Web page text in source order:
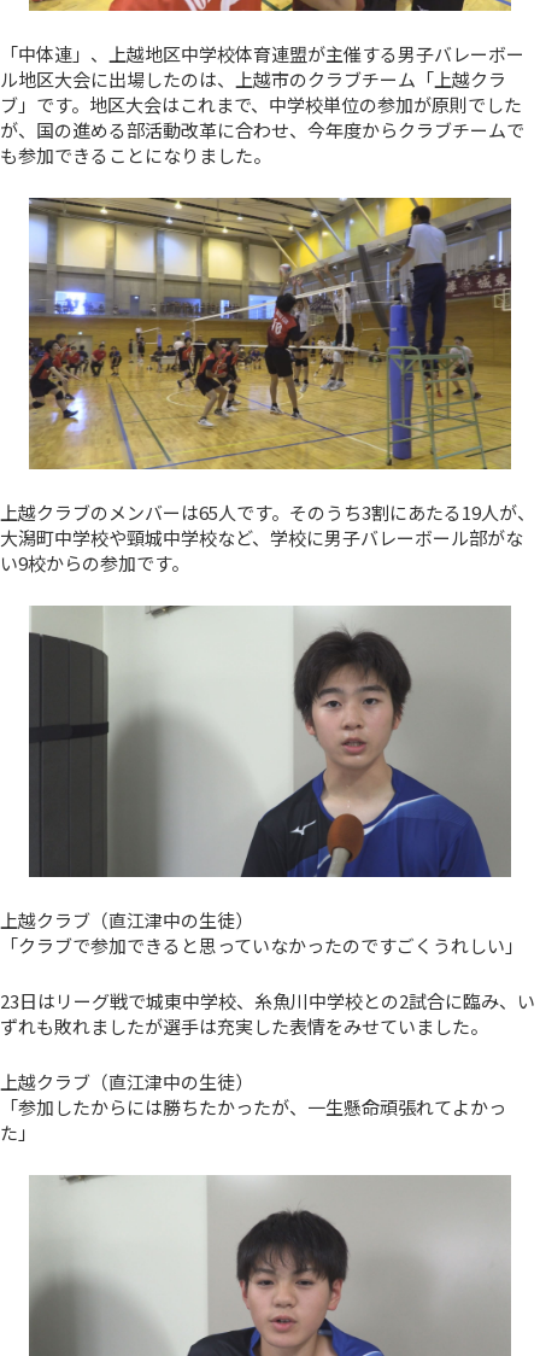
「中体連」、上越地区中学校体育連盟が主催する男子バレーボー
ル地区大会に出場したのは、上越市のクラブチーム「上越クラ
ブ」です。地区大会はこれまで、中学校単位の参加が原則でした
が、国の進める部活動改革に合わせ、今年度からクラブチームで
も参加できることになりました。
上越クラブのメンバーは65人です。そのうち3割にあたる19人が、
大潟町中学校や頸城中学校など、学校に男子バレーボール部がな
い9校からの参加です。
上越クラブ（直江津中の生徒）
「クラブで参加できると思っていなかったのですごくうれしい」
23日はリーグ戦で城東中学校、糸魚川中学校との2試合に臨み、い
ずれも敗れましたが選手は充実した表情をみせていました。
上越クラブ（直江津中の生徒）
「参加したからには勝ちたかったが、一生懸命頑張れてよかっ
た」